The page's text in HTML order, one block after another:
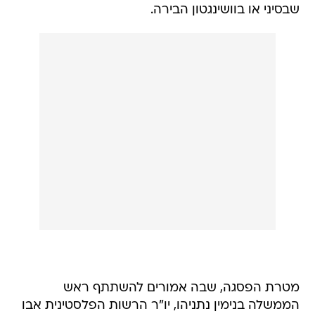
שבסיני או בוושינגטון הבירה.
מטרת הפסגה, שבה אמורים להשתתף ראש
הממשלה בנימין נתניהו, יו"ר הרשות הפלסטינית אבו